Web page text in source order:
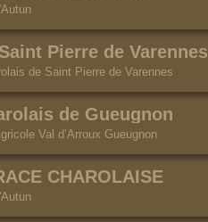
Pierre de Varennes
de Saint Pierre de Varennes
de Gueugnon
Val d’Arroux Gueugnon
CHAROLAISE